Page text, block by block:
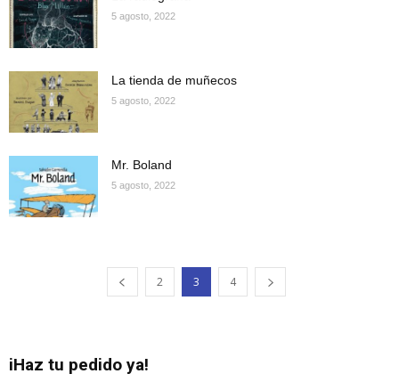
5 agosto, 2022
La tienda de muñecos
5 agosto, 2022
Mr. Boland
5 agosto, 2022
2 3 4
iHaz tu pedido ya!